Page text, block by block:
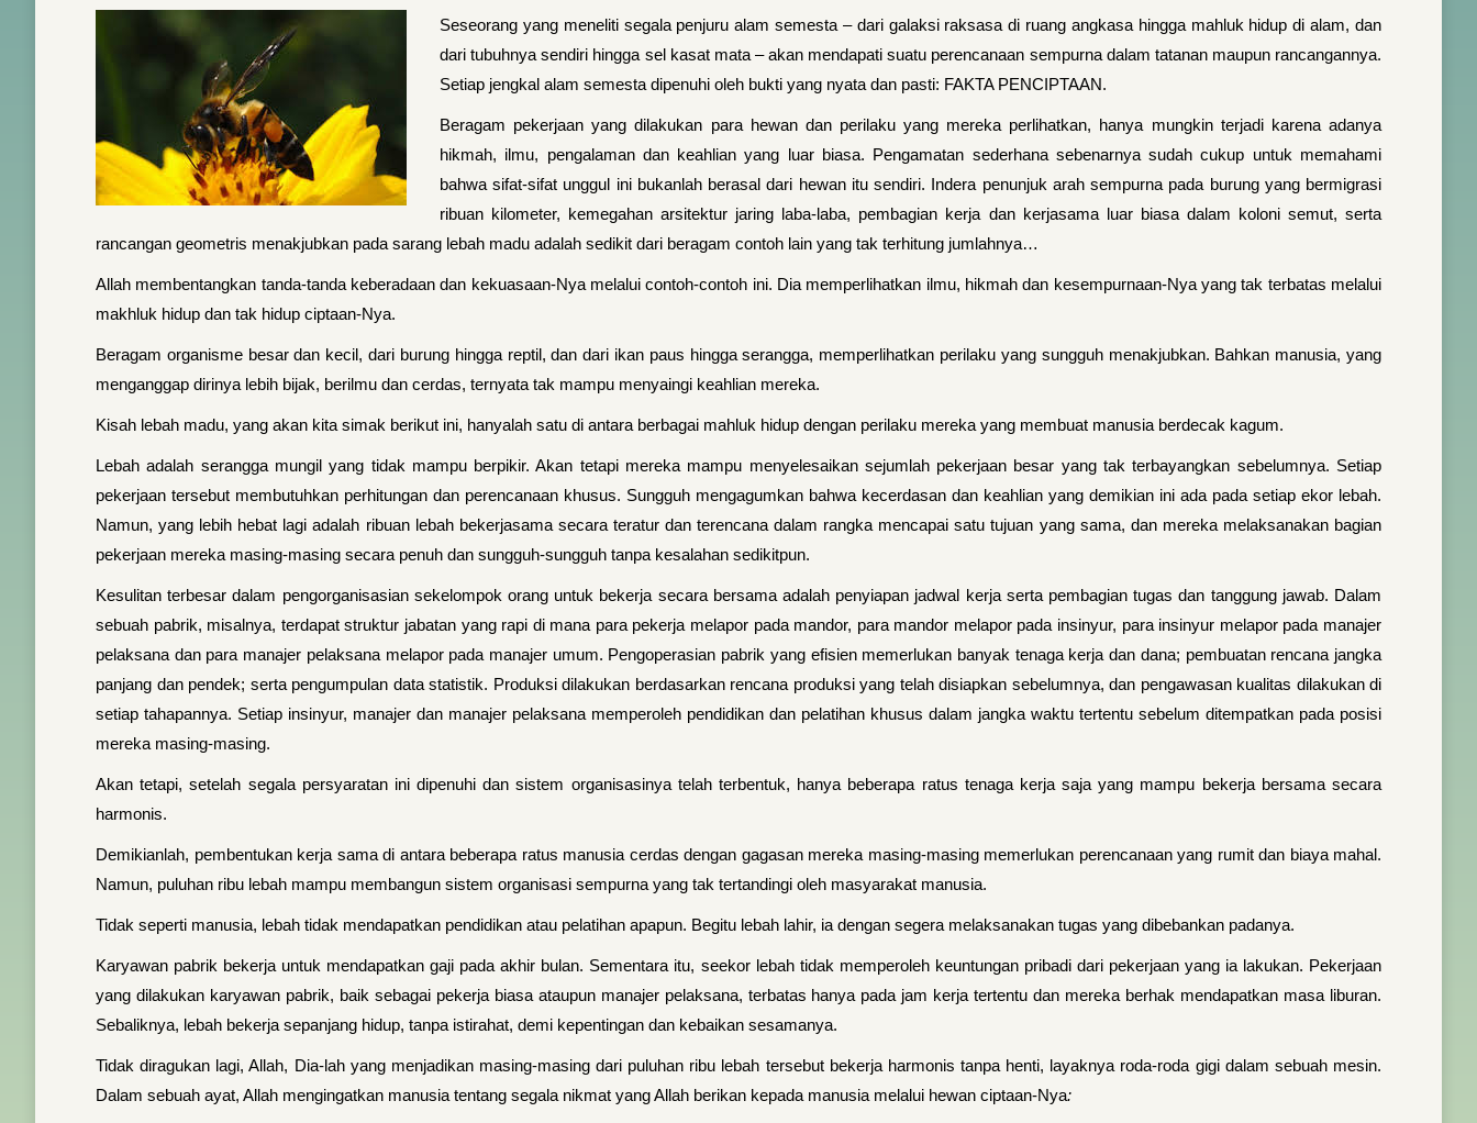
Seseorang yang meneliti segala penjuru alam semesta – dari galaksi raksasa di ruang angkasa hingga mahluk hidup di alam, dan
dari tubuhnya sendiri hingga sel kasat mata – akan mendapati suatu perencanaan sempurna dalam tatanan maupun rancangannya.
Setiap jengkal alam semesta dipenuhi oleh bukti yang nyata dan pasti: FAKTA PENCIPTAAN.
Beragam pekerjaan yang dilakukan para hewan dan perilaku yang mereka perlihatkan, hanya mungkin terjadi karena adanya
hikmah, ilmu, pengalaman dan keahlian yang luar biasa. Pengamatan sederhana sebenarnya sudah cukup untuk memahami
bahwa sifat-sifat unggul ini bukanlah berasal dari hewan itu sendiri. Indera penunjuk arah sempurna pada burung yang bermigrasi
ribuan kilometer, kemegahan arsitektur jaring laba-laba, pembagian kerja dan kerjasama luar biasa dalam koloni semut, serta
rancangan geometris menakjubkan pada sarang lebah madu adalah sedikit dari beragam contoh lain yang tak terhitung jumlahnya…
Allah membentangkan tanda-tanda keberadaan dan kekuasaan-Nya melalui contoh-contoh ini. Dia memperlihatkan ilmu, hikmah dan kesempurnaan-Nya yang tak terbatas melalui
makhluk hidup dan tak hidup ciptaan-Nya.
Beragam organisme besar dan kecil, dari burung hingga reptil, dan dari ikan paus hingga serangga, memperlihatkan perilaku yang sungguh menakjubkan. Bahkan manusia, yang
menganggap dirinya lebih bijak, berilmu dan cerdas, ternyata tak mampu menyaingi keahlian mereka.
Kisah lebah madu, yang akan kita simak berikut ini, hanyalah satu di antara berbagai mahluk hidup dengan perilaku mereka yang membuat manusia berdecak kagum.
Lebah adalah serangga mungil yang tidak mampu berpikir. Akan tetapi mereka mampu menyelesaikan sejumlah pekerjaan besar yang tak terbayangkan sebelumnya. Setiap
pekerjaan tersebut membutuhkan perhitungan dan perencanaan khusus. Sungguh mengagumkan bahwa kecerdasan dan keahlian yang demikian ini ada pada setiap ekor lebah.
Namun, yang lebih hebat lagi adalah ribuan lebah bekerjasama secara teratur dan terencana dalam rangka mencapai satu tujuan yang sama, dan mereka melaksanakan bagian
pekerjaan mereka masing-masing secara penuh dan sungguh-sungguh tanpa kesalahan sedikitpun.
Kesulitan terbesar dalam pengorganisasian sekelompok orang untuk bekerja secara bersama adalah penyiapan jadwal kerja serta pembagian tugas dan tanggung jawab. Dalam
sebuah pabrik, misalnya, terdapat struktur jabatan yang rapi di mana para pekerja melapor pada mandor, para mandor melapor pada insinyur, para insinyur melapor pada manajer
pelaksana dan para manajer pelaksana melapor pada manajer umum. Pengoperasian pabrik yang efisien memerlukan banyak tenaga kerja dan dana; pembuatan rencana jangka
panjang dan pendek; serta pengumpulan data statistik. Produksi dilakukan berdasarkan rencana produksi yang telah disiapkan sebelumnya, dan pengawasan kualitas dilakukan di
setiap tahapannya. Setiap insinyur, manajer dan manajer pelaksana memperoleh pendidikan dan pelatihan khusus dalam jangka waktu tertentu sebelum ditempatkan pada posisi
mereka masing-masing.
Akan tetapi, setelah segala persyaratan ini dipenuhi dan sistem organisasinya telah terbentuk, hanya beberapa ratus tenaga kerja saja yang mampu bekerja bersama secara
harmonis.
Demikianlah, pembentukan kerja sama di antara beberapa ratus manusia cerdas dengan gagasan mereka masing-masing memerlukan perencanaan yang rumit dan biaya mahal.
Namun, puluhan ribu lebah mampu membangun sistem organisasi sempurna yang tak tertandingi oleh masyarakat manusia.
Tidak seperti manusia, lebah tidak mendapatkan pendidikan atau pelatihan apapun. Begitu lebah lahir, ia dengan segera melaksanakan tugas yang dibebankan padanya.
Karyawan pabrik bekerja untuk mendapatkan gaji pada akhir bulan. Sementara itu, seekor lebah tidak memperoleh keuntungan pribadi dari pekerjaan yang ia lakukan. Pekerjaan
yang dilakukan karyawan pabrik, baik sebagai pekerja biasa ataupun manajer pelaksana, terbatas hanya pada jam kerja tertentu dan mereka berhak mendapatkan masa liburan.
Sebaliknya, lebah bekerja sepanjang hidup, tanpa istirahat, demi kepentingan dan kebaikan sesamanya.
Tidak diragukan lagi, Allah, Dia-lah yang menjadikan masing-masing dari puluhan ribu lebah tersebut bekerja harmonis tanpa henti, layaknya roda-roda gigi dalam sebuah mesin.
Dalam sebuah ayat, Allah mengingatkan manusia tentang segala nikmat yang Allah berikan kepada manusia melalui hewan ciptaan-Nya: